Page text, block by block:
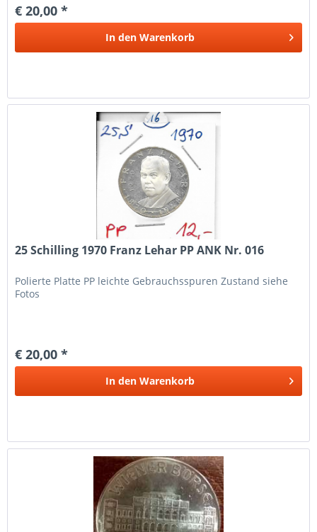
€ 20,00 *
In den Warenkorb
25 Schilling 1970 Franz Lehar PP ANK Nr. 016
Polierte Platte PP leichte Gebrauchsspuren Zustand siehe
Fotos
€ 20,00 *
In den Warenkorb